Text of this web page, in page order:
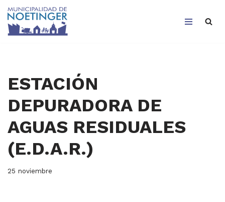
Saltar
ESTACIÓN
DEPURADORA DE
AGUAS RESIDUALES
(E.D.A.R.)
25 noviembre